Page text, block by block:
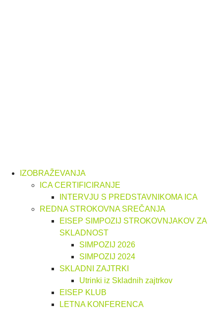
IZOBRAŽEVANJA
ICA CERTIFICIRANJE
INTERVJU S PREDSTAVNIKOMA ICA
REDNA STROKOVNA SREČANJA
EISEP SIMPOZIJ STROKOVNJAKOV ZA
SKLADNOST
SIMPOZIJ 2026
SIMPOZIJ 2024
SKLADNI ZAJTRKI
Utrinki iz Skladnih zajtrkov
EISEP KLUB
LETNA KONFERENCA